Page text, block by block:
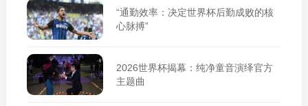
“通勤效率：决定世界杯后勤成败的核
心脉搏”
2026世界杯揭幕：纯净童音演绎官方
主题曲